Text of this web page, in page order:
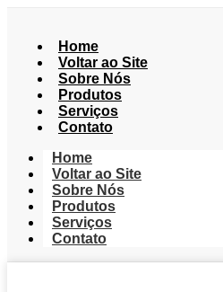
Home
Voltar ao Site
Sobre Nós
Produtos
Serviços
Contato
Home
Voltar ao Site
Sobre Nós
Produtos
Serviços
Contato